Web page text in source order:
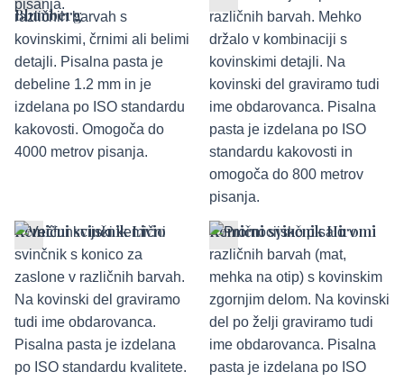
Blumberg
Kemični svinčnik Livio Kemični svinčnik Hiromi